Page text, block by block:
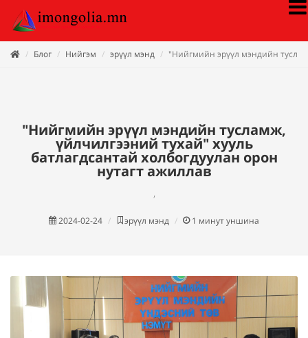
Блог Нийгэм эрүүл мэнд "Нийгмийн эрүүл мэндийн
"Нийгмийн эрүүл мэндийн тусламж,
үйлчилгээний тухай" хууль
батлагдсантай холбогдуулан орон
нутагт ажиллав
,
2024-02-24 эрүүл мэнд 1 минут уншина